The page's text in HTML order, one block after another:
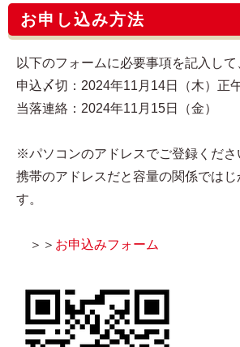
お申し込み方法
以下のフォームに必要事項を記入して
申込〆切：2024年11月14日（木）正
当落連絡：2024年11月15日（金）
※パソコンのアドレスでご登録くださ
携帯のアドレスだと容量の関係ではじ
す。
＞＞ お申込みフォーム